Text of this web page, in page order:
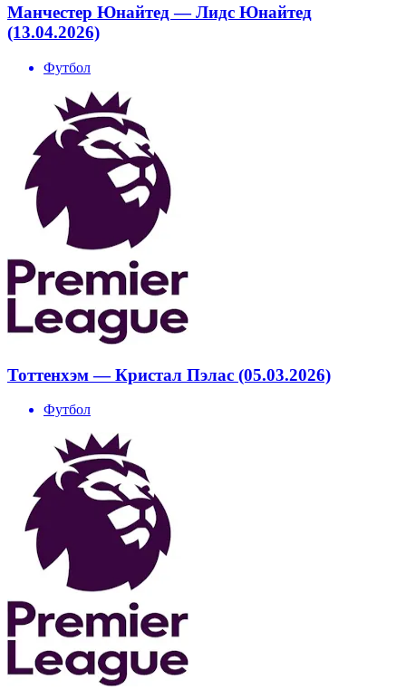
Манчестер Юнайтед — Лидс Юнайтед
(13.04.2026)
Футбол
Тоттенхэм — Кристал Пэлас (05.03.2026)
Футбол